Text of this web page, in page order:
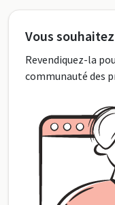
Vous
Revendiquez-la
communauté des